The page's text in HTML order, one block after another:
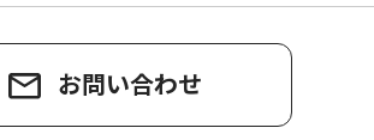
お問い合わせ